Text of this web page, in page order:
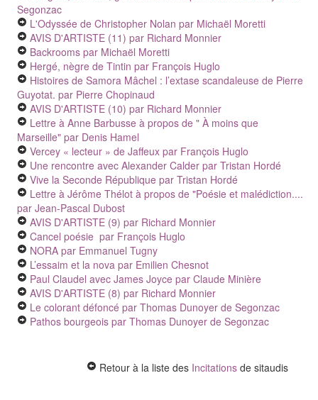
Segonzac
L'Odyssée de Christopher Nolan par Michaël Moretti
AVIS D'ARTISTE (11) par Richard Monnier
Backrooms par Michaël Moretti
Hergé, nègre de Tintin par François Huglo
Histoires de Samora Mâchel : l’extase scandaleuse de Pierre
Guyotat. par Pierre Chopinaud
AVIS D'ARTISTE (10) par Richard Monnier
Lettre à Anne Barbusse à propos de " À moins que
Marseille" par Denis Hamel
Vercey « lecteur » de Jaffeux par François Huglo
Une rencontre avec Alexander Calder par Tristan Hordé
Vive la Seconde République par Tristan Hordé
Lettre à Jérôme Thélot à propos de "Poésie et malédiction....
par Jean-Pascal Dubost
AVIS D'ARTISTE (9) par Richard Monnier
Cancel poésie par François Huglo
NORA par Emmanuel Tugny
L’essaim et la nova par Emilien Chesnot
Paul Claudel avec James Joyce par Claude Minière
AVIS D'ARTISTE (8) par Richard Monnier
Le colorant défoncé par Thomas Dunoyer de Segonzac
Pathos bourgeois par Thomas Dunoyer de Segonzac
Retour à la liste des Incitations de sitaudis